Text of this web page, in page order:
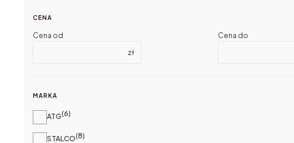
CENA
Cena od
zł
Cena do
MARKA
MarkaATG 6
STALCO 8